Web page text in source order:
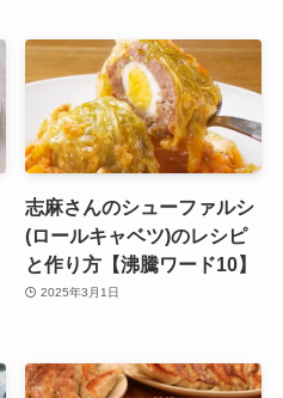
志麻さんのシューファルシ
(ロールキャベツ)のレシピ
と作り方【沸騰ワード10】
2025年3月1日